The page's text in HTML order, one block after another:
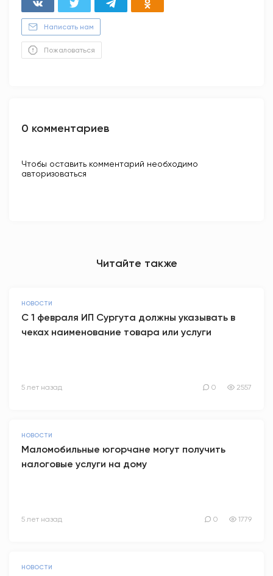
Написать нам
Пожаловаться
0 комментариев
Чтобы оставить комментарий необходимо
авторизоваться
Читайте также
НОВОСТИ
С 1 февраля ИП Сургута должны указывать в
чеках наименование товара или услуги
5 лет назад 0 2557
НОВОСТИ
Маломобильные югорчане могут получить
налоговые услуги на дому
5 лет назад 0 1779
НОВОСТИ